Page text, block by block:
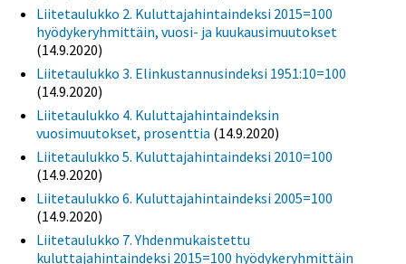
Liitetaulukko 2. Kuluttajahintaindeksi 2015=100
hyödykeryhmittäin, vuosi- ja kuukausimuutokset
(14.9.2020)
Liitetaulukko 3. Elinkustannusindeksi 1951:10=100
(14.9.2020)
Liitetaulukko 4. Kuluttajahintaindeksin
vuosimuutokset, prosenttia (14.9.2020)
Liitetaulukko 5. Kuluttajahintaindeksi 2010=100
(14.9.2020)
Liitetaulukko 6. Kuluttajahintaindeksi 2005=100
(14.9.2020)
Liitetaulukko 7. Yhdenmukaistettu
kuluttajahintaindeksi 2015=100 hyödykeryhmittäin